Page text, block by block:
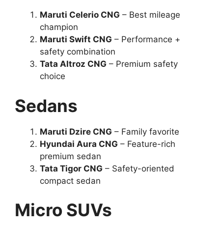
Maruti Celerio CNG – Best mileage
champion
Maruti Swift CNG – Performance +
safety combination
Tata Altroz CNG – Premium safety
choice
Sedans
Maruti Dzire CNG – Family favorite
Hyundai Aura CNG – Feature-rich
premium sedan
Tata Tigor CNG – Safety-oriented
compact sedan
Micro SUVs